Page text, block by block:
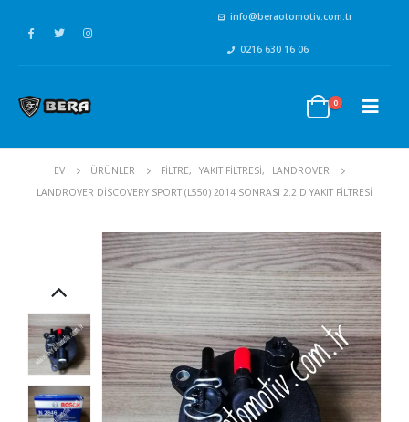
info@beraotomotiv.com.tr
0216 630 16 06
0
EV ÜRÜNLER FİLTRE, YAKIT FİLTRESİ,
LANDROVER
LANDROVER DISCOVERY SPORT (L550) 2014 SONRASI 2.2 D YAKIT FILTRESI